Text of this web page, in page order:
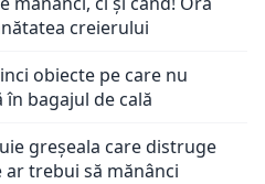
creierului
obiecte pe care nu
bagajul de cală
greșeala care distruge
ar trebui să mănânci